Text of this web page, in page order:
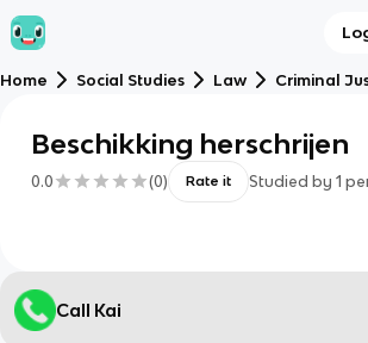
Home Social Studies Law Criminal
Beschikking herschrijen
0.0 (0) Rate it Studied by 1
Call Kai